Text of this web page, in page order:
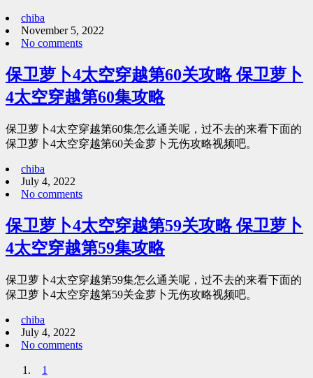
chiba
November 5, 2022
No comments
保卫萝卜4太空穿越第60关攻略 保卫萝卜
4太空穿越第60集攻略
保卫萝卜4太空穿越第60集怎么通关呢，过不去的来看下面的
保卫萝卜4太空穿越第60关金萝卜无伤攻略视频吧。
chiba
July 4, 2022
No comments
保卫萝卜4太空穿越第59关攻略 保卫萝卜
4太空穿越第59集攻略
保卫萝卜4太空穿越第59集怎么通关呢，过不去的来看下面的
保卫萝卜4太空穿越第59关金萝卜无伤攻略视频吧。
chiba
July 4, 2022
No comments
1